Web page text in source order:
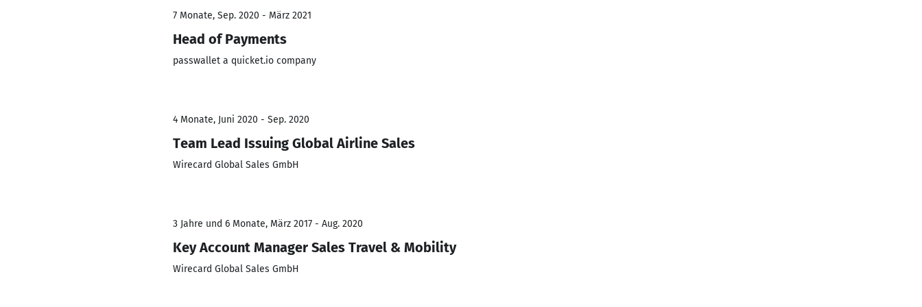
7 Monate, Sep. 2020 - März 2021
Head of Payments
passwallet a quicket.io company
4 Monate, Juni 2020 - Sep. 2020
Team Lead Issuing Global Airline Sales
Wirecard Global Sales GmbH
3 Jahre und 6 Monate, März 2017 - Aug. 2020
Key Account Manager Sales Travel & Mobility
Wirecard Global Sales GmbH